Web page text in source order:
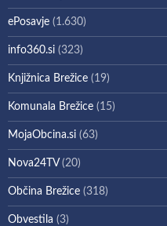
ePosavje (1.630)
info360.si (323)
Knjižnica Brežice (19)
Komunala Brežice (15)
MojaObcina.si (63)
Nova24TV(20)
Občina Brežice (318)
Obvestila (3)